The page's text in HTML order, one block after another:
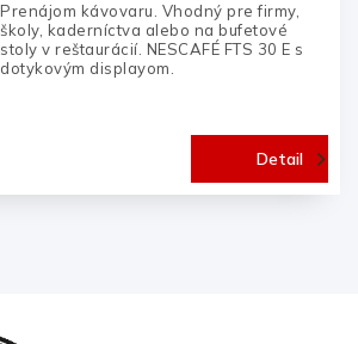
Detail
Prenájom kávovaru. Vhodný pre firmy,
školy, kaderníctva alebo na bufetové
stoly v reštaurácií. NESCAFÉ FTS 30 E s
dotykovým displayom.